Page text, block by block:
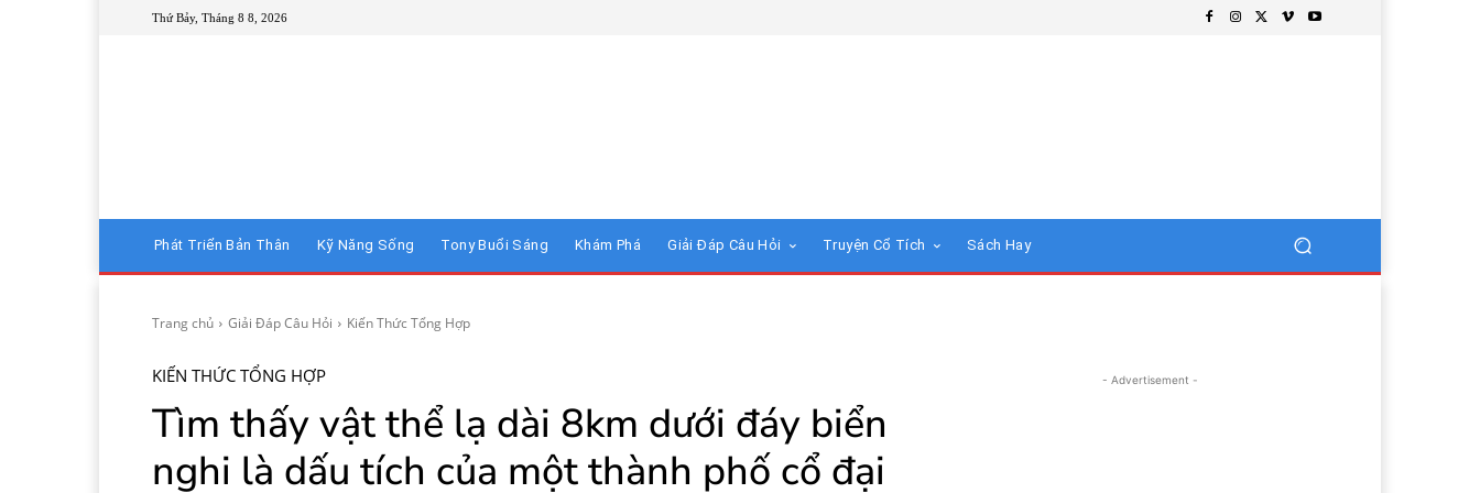
Thứ Bảy, Tháng 8 8, 2026
Phát Triển Bản Thân Kỹ Năng Sống Tony Buổi Sáng Khám Phá Giải Đáp Câu Hỏi Truyện Cổ Tích Sách Hay
Trang chủ Giải Đáp Câu Hỏi Kiến Thức Tổng Hợp
KIẾN THỨC TỔNG HỢP
Tìm thấy vật thể lạ dài 8km dưới đáy biển
nghi là dấu tích của một thành phố cổ đại
- Advertisement -